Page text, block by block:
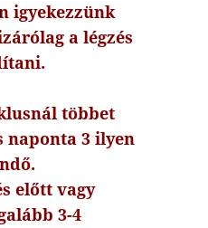
igyekezzünk
a légzés
többet
naponta 3 ilyen
előtt vagy
3-4